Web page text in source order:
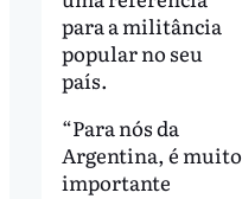
para a militância
popular no seu
país.
“Para nós da
Argentina, é muito
importante